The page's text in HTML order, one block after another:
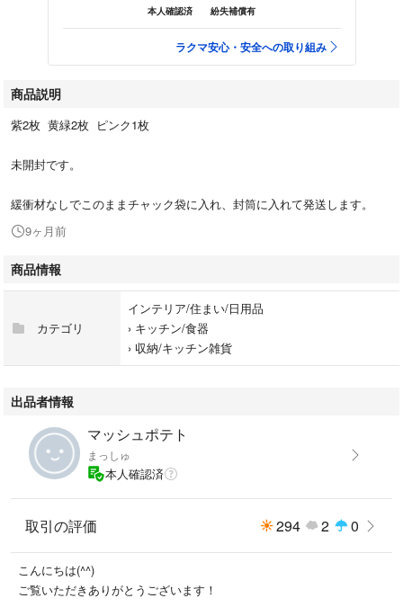
本人確認済 紛失補償有
ラクマ安心・安全への取り組み
商品説明
紫2枚 黄緑2枚 ピンク1枚
未開封です。
緩衝材なしでこのままチャック袋に入れ、封筒に入れて発送します。
9ヶ月前
商品情報
カテゴリ
インテリア/住まい/日用品
› キッチン/食器
› 収納/キッチン雑貨
出品者情報
マッシュポテト
まっしゅ
本人確認済
取引の評価 294 2 0
こんにちは(^^)
ご覧いただきありがとうございます！